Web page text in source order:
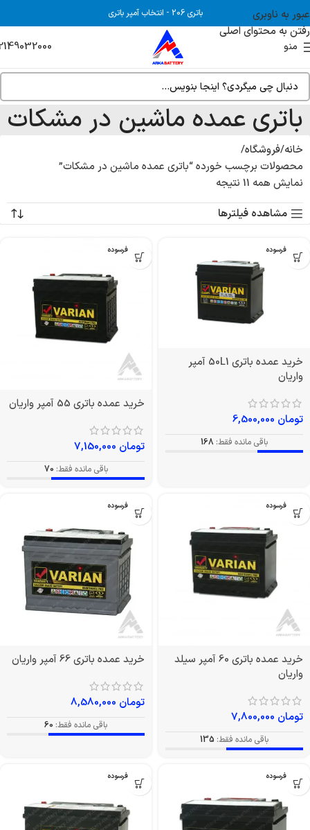
عبور به ناوبری
رفتن به محتوای اصلی
باتری 206 - انتخاب آمپر باتری
منو
باتری عمده ماشین در مشکات
خانه فروشگاه
محصولات برچسب خورده “باتری عمده ماشین در مشکات”
نمایش همه 11 نتیجه
مشاهده فیلترها
بدون فرسوده
خرید عمده باتری 50L1 آمپر
واریان
تومان
باقی مانده فقط: 168
بدون فرسوده
خرید عمده باتری 55 آمپر واریان
تومان
باقی مانده فقط: 70
بدون فرسوده
خرید عمده باتری 60 آمپر سیلد
واریان
تومان
باقی مانده فقط: 135
بدون فرسوده
خرید عمده باتری 66 آمپر واریان
تومان
باقی مانده فقط: 60
بدون فرسوده بدون فرسوده